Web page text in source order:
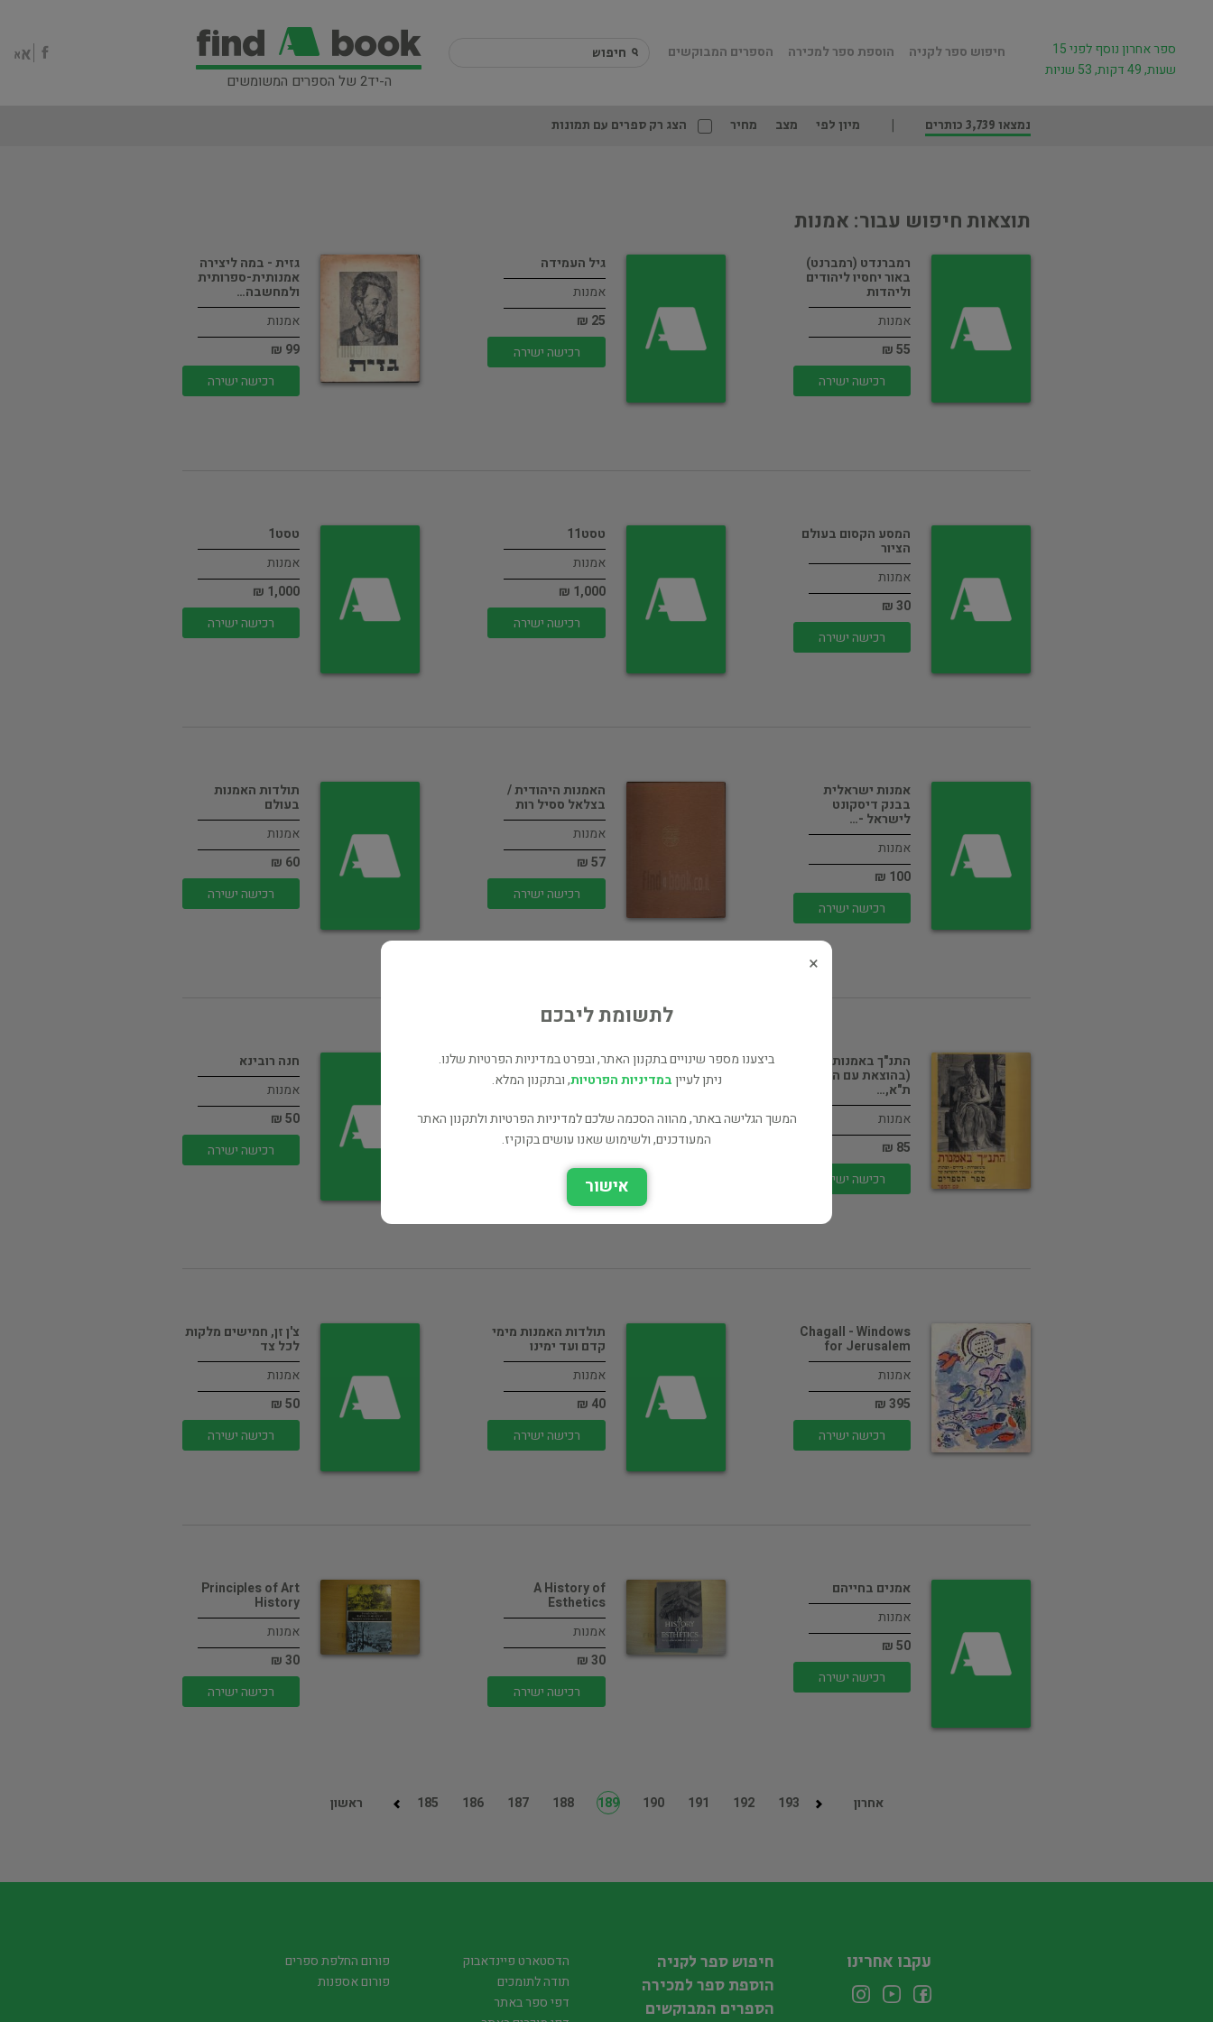
ה-יד2 של הספרים המשומשים
חיפוש ספר לקניה הוספת ספר למכירה הספרים המבוקשים
ספר אחרון נוסף לפני 15
שעות, 49 דקות, 53 שניות
נמצאו 3,739 כותרים מיון לפי מצב מחיר הצג רק ספרים עם תמונות
תוצאות חיפוש עבור: אמנות
רמברנדט (רמברנט)
באור יחסיו ליהודים
וליהדות
אמנות
55 ₪
רכישה ישירה
גיל העמידה
אמנות
25 ₪
רכישה ישירה
גזית - במה ליצירה
אמנותית-ספרותית
ולמחשבה…
אמנות
99 ₪
רכישה ישירה
המסע הקסום בעולם
הציור
אמנות
30 ₪
רכישה ישירה
טסט11
אמנות
1,000 ₪
רכישה ישירה
טסט1
אמנות
1,000 ₪
רכישה ישירה
אמנות ישראלית
בבנק דיסקונט
לישראל -…
אמנות
100 ₪
רכישה ישירה
האמנות היהודית /
בצלאל ססיל רות
אמנות
57 ₪
רכישה ישירה
תולדות האמנות
בעולם
אמנות
60 ₪
רכישה ישירה
התנ"ך באמנות
(בהוצאת עם הספר
ת"א,…
אמנות
85 ₪
רכישה ישירה
אמנות בשרות
המפלגה - כרזות
משנות…
אמנות
35 ₪
רכישה ישירה
חנה רובינא
אמנות
50 ₪
רכישה ישירה
Chagall - Windows
for Jerusalem
אמנות
395 ₪
רכישה ישירה
תולדות האמנות מימי
קדם ועד ימינו
אמנות
40 ₪
רכישה ישירה
צ'ן זן, חמישים מלקות
לכל צד
אמנות
50 ₪
רכישה ישירה
אמנים בחייהם
אמנות
50 ₪
רכישה ישירה
A History of
Esthetics
אמנות
30 ₪
רכישה ישירה
Principles of Art
History
אמנות
30 ₪
רכישה ישירה
ראשון 185 186 187 188 189 190 191 192 193 אחרון
×
לתשומת ליבכם
ביצענו מספר שינויים בתקנון האתר, ובפרט במדיניות הפרטיות שלנו.
ניתן לעייןבמדיניות הפרטיות, ובתקנון המלא.
המשך הגלישה באתר, מהווה הסכמה שלכם למדיניות הפרטיות ולתקנון האתר
המעודכנים, ולשימוש שאנו עושים בקוקיז.
אישור
עקבו אחרינו
חיפוש ספר לקניה
הוספת ספר למכירה
הספרים המבוקשים
הדסטארט פיינדאבוק
תודה לתומכים
דפי ספר באתר
פורום החלפת ספרים
פורום אספנות